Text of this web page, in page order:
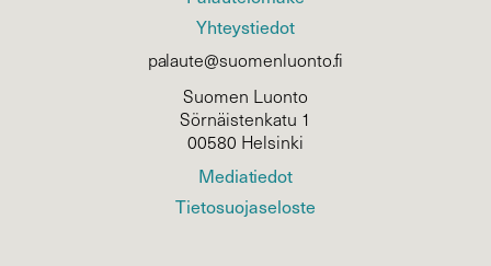
Yhteystiedot
palaute@suomenluonto.fi
Suomen Luonto
Sörnäistenkatu 1
00580 Helsinki
Mediatiedot
Tietosuojaseloste